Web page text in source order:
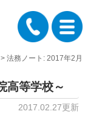
法務ノート: 2017年2月
高等学校～
2017.02.27更新